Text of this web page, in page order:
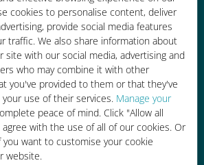
cookies to personalise content, deliver
provide social media features
traffic. We also share information about
site with our social media, advertising and
who may combine it with other
you've provided to them or that they've
use of their services. Manage your
peace of mind. Click "Allow all
with the use of all of our cookies. Or
you want to customise your cookie
website.
in meno rispetto alle
roaming con il vostro
operatore attuale
Ricarica facile
l'app Ubigi, anche